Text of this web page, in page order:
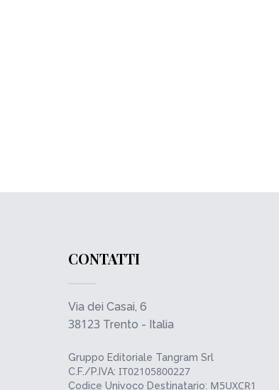
CONTATTI
Via dei Casai, 6
38123 Trento - Italia
Gruppo Editoriale Tangram Srl
C.F./P.IVA: IT02105800227
Codice Univoco Destinatario: M5UXCR1